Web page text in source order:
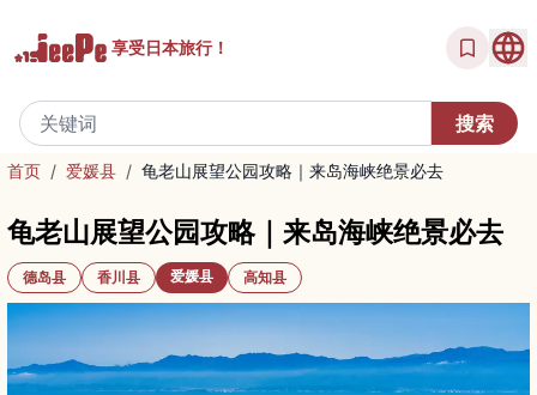
享受日本旅行！
首页 / 爱媛县 / 龟老山展望公园攻略｜来岛海峡绝景必去
龟老山展望公园攻略｜来岛海峡绝景必去
德岛县 香川县 爱媛县 高知县